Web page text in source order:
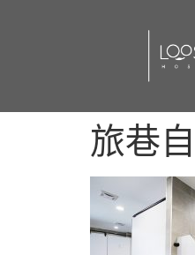
旅巷